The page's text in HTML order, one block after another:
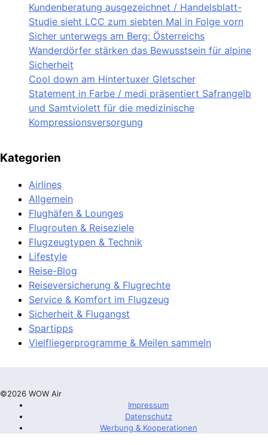
Kundenberatung ausgezeichnet / Handelsblatt-
Studie sieht LCC zum siebten Mal in Folge vorn
Sicher unterwegs am Berg: Österreichs
Wanderdörfer stärken das Bewusstsein für alpine
Sicherheit
Cool down am Hintertuxer Gletscher
Statement in Farbe / medi präsentiert Safrangelb
und Samtviolett für die medizinische
Kompressionsversorgung
Kategorien
Airlines
Allgemein
Flughäfen & Lounges
Flugrouten & Reiseziele
Flugzeugtypen & Technik
Lifestyle
Reise-Blog
Reiseversicherung & Flugrechte
Service & Komfort im Flugzeug
Sicherheit & Flugangst
Spartipps
Vielfliegerprogramme & Meilen sammeln
©2026 WOW Air
Impressum
Datenschutz
Werbung & Kooperationen